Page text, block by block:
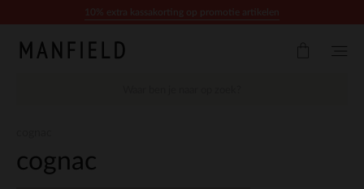
cognac